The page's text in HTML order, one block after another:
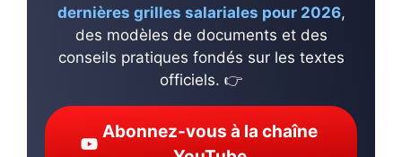
dernières grilles salariales pour 2026,
des modèles de documents et des
conseils pratiques fondés sur les textes
officiels. 👉
Abonnez-vous à la chaîne